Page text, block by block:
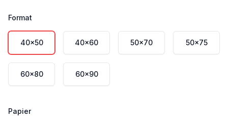
Format
Wybierz format
40x50 40x60 50x70 50x75
60x80 60x90
Papier